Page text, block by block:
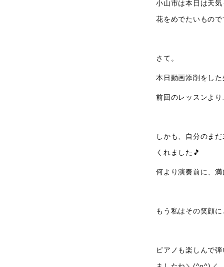
小山市は本日は天
花をめでたいもので
さて。
本日動画添削をし
前回のレッスンよ
しかも、自分のま
くれました🎵
何より演奏前に、
もう私はその笑顔
ピアノも楽しんで